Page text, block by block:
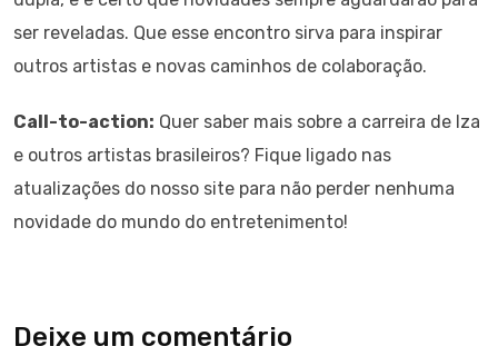
ser reveladas. Que esse encontro sirva para inspirar
outros artistas e novas caminhos de colaboração.
Call-to-action: Quer saber mais sobre a carreira de Iza
e outros artistas brasileiros? Fique ligado nas
atualizações do nosso site para não perder nenhuma
novidade do mundo do entretenimento!
Deixe um comentário